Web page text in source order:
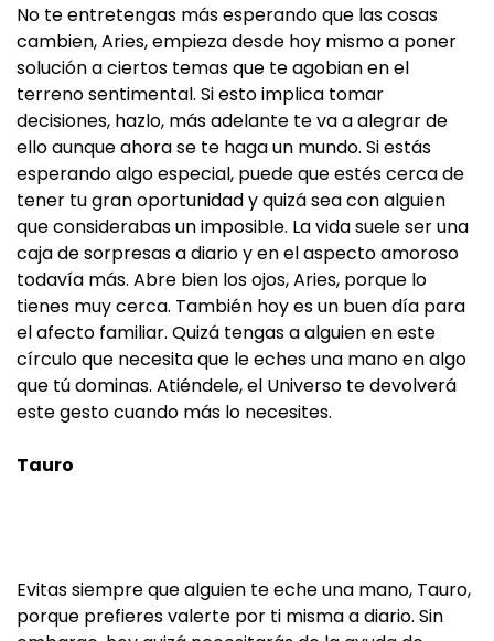
No te entretengas más esperando que las cosas
cambien, Aries, empieza desde hoy mismo a poner
solución a ciertos temas que te agobian en el
terreno sentimental. Si esto implica tomar
decisiones, hazlo, más adelante te va a alegrar de
ello aunque ahora se te haga un mundo. Si estás
esperando algo especial, puede que estés cerca de
tener tu gran oportunidad y quizá sea con alguien
que considerabas un imposible. La vida suele ser una
caja de sorpresas a diario y en el aspecto amoroso
todavía más. Abre bien los ojos, Aries, porque lo
tienes muy cerca. También hoy es un buen día para
el afecto familiar. Quizá tengas a alguien en este
círculo que necesita que le eches una mano en algo
que tú dominas. Atiéndele, el Universo te devolverá
este gesto cuando más lo necesites.
Tauro
Evitas siempre que alguien te eche una mano, Tauro,
porque prefieres valerte por ti misma a diario. Sin